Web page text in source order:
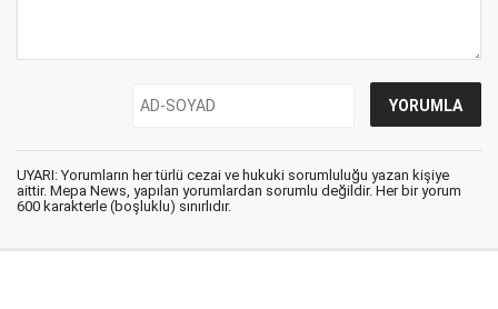
UYARI: Yorumların her türlü cezai ve hukuki sorumluluğu yazan kişiye
aittir. Mepa News, yapılan yorumlardan sorumlu değildir. Her bir yorum
600 karakterle (boşluklu) sınırlıdır.